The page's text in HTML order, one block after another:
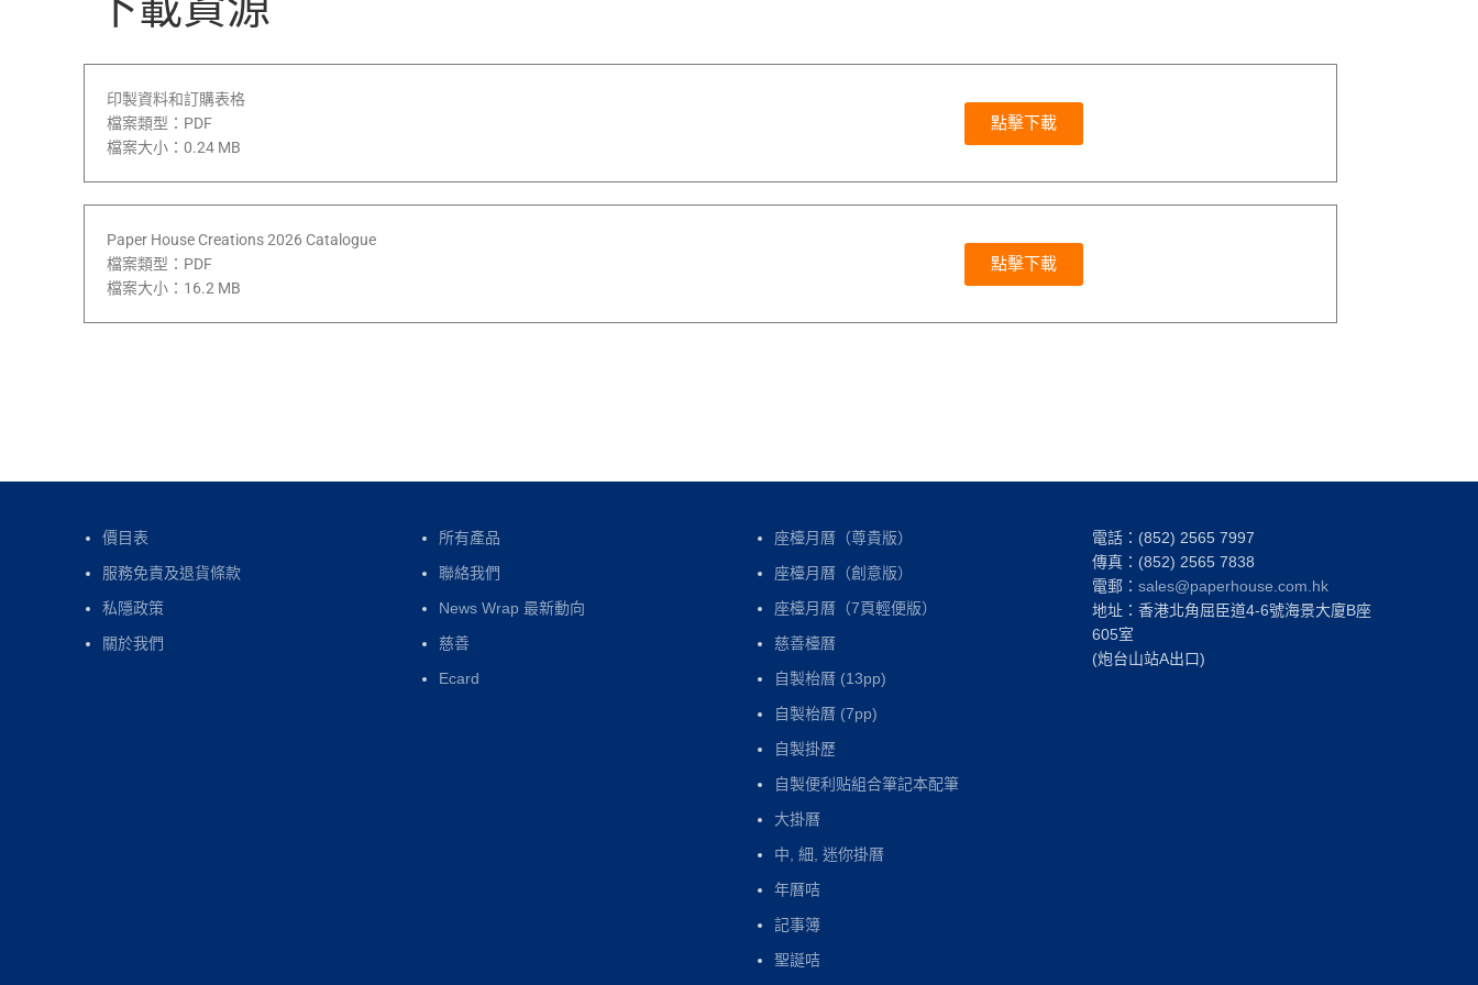
印製資料和訂購表格
檔案類型：PDF
檔案大小：0.24 MB
點擊下載
Paper House Creations 2026 Catalogue
檔案類型：PDF
檔案大小：16.2 MB
點擊下載
價目表
服務免責及退貨條款
私隱政策
關於我們
所有產品
聯絡我們
News Wrap 最新動向
慈善
Ecard
座檯月曆（尊貴版）
座檯月曆（創意版）
座檯月曆（7頁輕便版）
慈善檯曆
自製枱曆 (13pp)
自製枱曆 (7pp)
自製掛歷
自製便利贴組合筆記本配筆
大掛曆
中, 細, 迷你掛曆
年曆咭
記事簿
聖誕咭
電話：(852) 2565 7997
傳真：(852) 2565 7838
電郵： sales@paperhouse.com.hk
地址：香港北角屈臣道4-6號海景大廈B座
605室
(炮台山站A出口)